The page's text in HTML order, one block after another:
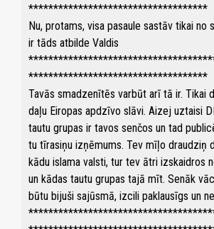
************************************
Nu, protams, visa pasaule sastāv tikai no
ir tāds atbilde Valdis
************************************
Tavās smadzenītēs varbūt arī tā ir. Tikai
daļu Eiropas apdzīvo slāvi. Aizej uztaisi
tautu grupas ir tavos senčos un tad
tu tīrasiņu izņēmums. Tev mīļo draudziņ
kādu islama valsti, tur tev ātri izskaidros
un kādas tautu grupas tajā mīt. Senāk
būtu bijuši sajūsmā, izcili paklausīgs un